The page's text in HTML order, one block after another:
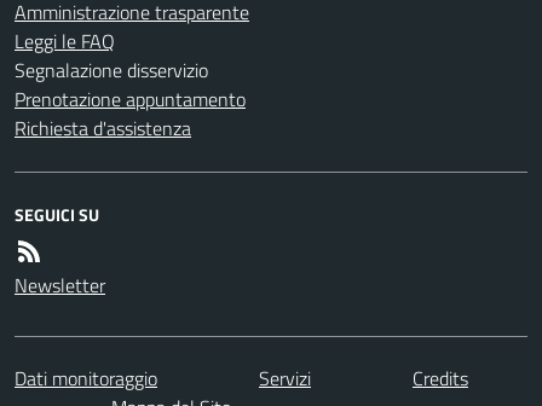
Amministrazione trasparente
Leggi le FAQ
Segnalazione disservizio
Prenotazione appuntamento
Richiesta d'assistenza
SEGUICI SU
Newsletter
Dati monitoraggio Servizi
Credits